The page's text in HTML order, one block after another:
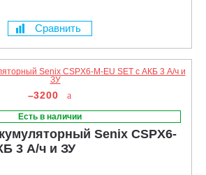
Сравнить
–3200
Есть в наличии
Senix CSPX6-
3 А/ч и ЗУ